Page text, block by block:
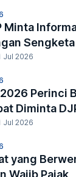
Minta
Sengketa
Jul 2026
Perinci
Diminta
Jul 2026
yang
Wajib Pajak